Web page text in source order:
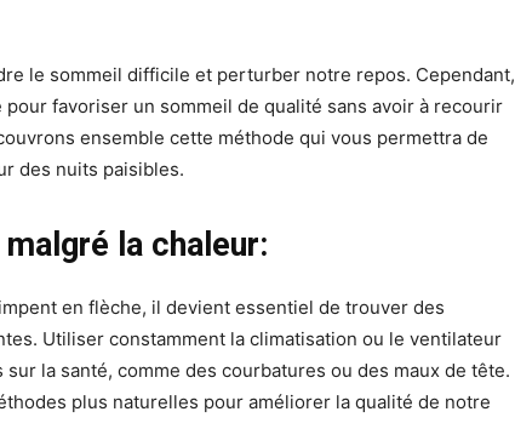
le sommeil difficile et perturber notre repos. Cependant,
favoriser un sommeil de qualité sans avoir à recourir
ensemble cette méthode qui vous permettra de
des nuits paisibles.
la chaleur:
en flèche, il devient essentiel de trouver des
Utiliser constamment la climatisation ou le ventilateur
la santé, comme des courbatures ou des maux de tête.
plus naturelles pour améliorer la qualité de notre